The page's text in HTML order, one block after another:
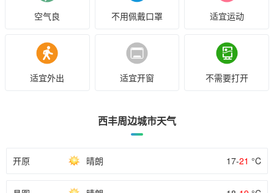
空气良 不用佩戴口罩 适宜运动
适宜外出 适宜开窗 不需要打开
西丰周边城市天气
开原 晴朗 17-21 °C